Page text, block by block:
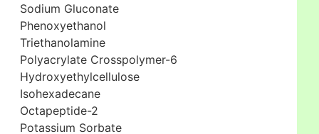
Sodium Gluconate
Phenoxyethanol
Triethanolamine
Polyacrylate Crosspolymer-6
Hydroxyethylcellulose
Isohexadecane
Octapeptide-2
Potassium Sorbate